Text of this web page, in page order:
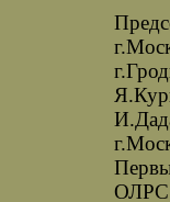
ОЛРС